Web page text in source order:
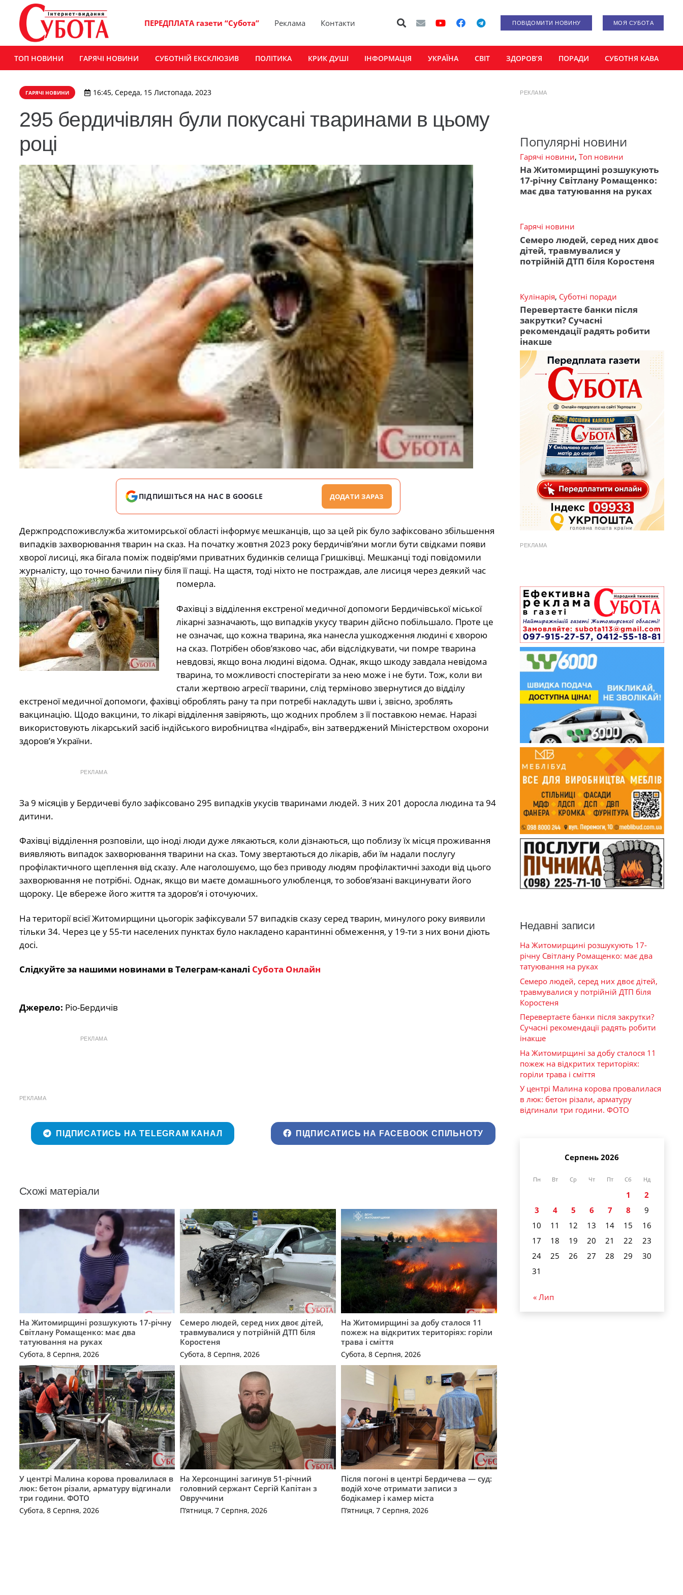
ПЕРЕДПЛАТА газети “Субота” Реклама Контакти ПОВІДОМИТИ НОВИНУ МОЯ СУБОТА
ТОП НОВИНИ ГАРЯЧІ НОВИНИ СУБОТНІЙ ЕКСКЛЮЗИВ ПОЛІТИКА КРИК ДУШІ ІНФОРМАЦІЯ УКРАЇНА СВІТ ЗДОРОВ’Я ПОРАДИ СУБОТНЯ КАВА
ГАРЯЧІ НОВИНИ 16:45, Середа, 15 Листопада, 2023
295 бердичівлян були покусані тваринами в цьому
році
ПІДПИШІТЬСЯ НА НАС В GOOGLE ДОДАТИ ЗАРАЗ
Держпродспоживслужба житомирської області інформує мешканців, що за цей рік було зафіксовано збільшення
випадків захворювання тварин на сказ. На початку жовтня 2023 року бердичів’яни могли бути свідками появи
хворої лисиці, яка бігала поміж подвір’ями приватних будинків селища Гришківці. Мешканці тоді повідомили
журналісту, що точно бачили піну біля її пащі. На щастя, тоді ніхто не постраждав, але лисиця через деякий час
померла.
Фахівці з відділення екстреної медичної допомоги Бердичівської міської
лікарні зазначають, що випадків укусу тварин дійсно побільшало. Проте це
не означає, що кожна тварина, яка нанесла ушкодження людині є хворою
на сказ. Потрібен обов’язково час, аби відслідкувати, чи помре тварина
невдовзі, якщо вона людині відома. Однак, якщо шкоду завдала невідома
тварина, то можливості спостерігати за нею може і не бути. Тож, коли ви
стали жертвою агресії тварини, слід терміново звернутися до відділу
екстреної медичної допомоги, фахівці оброблять рану та при потребі накладуть шви і, звісно, зроблять
вакцинацію. Щодо вакцини, то лікарі відділення завіряють, що жодних проблем з її поставкою немає. Наразі
використовують лікарський засіб індійського виробництва «Індіраб», він затверджений Міністерством охорони
здоров’я України.
РЕКЛАМА
За 9 місяців у Бердичеві було зафіксовано 295 випадків укусів тваринами людей. З них 201 доросла людина та 94
дитини.
Фахівці відділення розповіли, що іноді люди дуже лякаються, коли дізнаються, що поблизу їх місця проживання
виявляють випадок захворювання тварини на сказ. Тому звертаються до лікарів, аби їм надали послугу
профілактичного щеплення від сказу. Але наголошуємо, що без приводу людям профілактичні заходи від цього
захворювання не потрібні. Однак, якщо ви маєте домашнього улюбленця, то зобов’язані вакцинувати його
щороку. Це вбереже його життя та здоров’я і оточуючих.
На території всієї Житомирщини цьогорік зафіксували 57 випадків сказу серед тварин, минулого року виявили
тільки 34. Через це у 55-ти населених пунктах було накладено карантинні обмеження, у 19-ти з них вони діють
досі.
Слідкуйте за нашими новинами в Телеграм-каналі Субота Онлайн
Джерело: Ріо-Бердичів
РЕКЛАМА
РЕКЛАМА
ПІДПИСАТИСЬ НА TELEGRAM КАНАЛ ПІДПИСАТИСЬ НА FACEBOOK СПІЛЬНОТУ
Схожі матеріали
На Житомирщині розшукують 17-річну
Світлану Ромащенко: має два
татуювання на руках
Субота, 8 Серпня, 2026
Семеро людей, серед них двоє дітей,
травмувалися у потрійній ДТП біля
Коростеня
Субота, 8 Серпня, 2026
На Житомирщині за добу сталося 11
пожеж на відкритих територіях: горіли
трава і сміття
Субота, 8 Серпня, 2026
У центрі Малина корова провалилася в
люк: бетон різали, арматуру відгинали
три години. ФОТО
Субота, 8 Серпня, 2026
На Херсонщині загинув 51-річний
головний сержант Сергій Капітан з
Овруччини
П’ятниця, 7 Серпня, 2026
Після погоні в центрі Бердичева — суд:
водій хоче отримати записи з
бодікамер і камер міста
П’ятниця, 7 Серпня, 2026
РЕКЛАМА
Популярні новини
Гарячі новини, Топ новини
На Житомирщині розшукують
17-річну Світлану Ромащенко:
має два татуювання на руках
Гарячі новини
Семеро людей, серед них двоє
дітей, травмувалися у
потрійній ДТП біля Коростеня
Кулінарія, Суботні поради
Перевертаєте банки після
закрутки? Сучасні
рекомендації радять робити
інакше
РЕКЛАМА
Недавні записи
На Житомирщині розшукують 17-
річну Світлану Ромащенко: має два
татуювання на руках
Семеро людей, серед них двоє дітей,
травмувалися у потрійній ДТП біля
Коростеня
Перевертаєте банки після закрутки?
Сучасні рекомендації радять робити
інакше
На Житомирщині за добу сталося 11
пожеж на відкритих територіях:
горіли трава і сміття
У центрі Малина корова провалилася
в люк: бетон різали, арматуру
відгинали три години. ФОТО
Серпень 2026
Пн Вт Ср Чт Пт Сб Нд
1
2
3
4 5 6 7 8
9
10
11 12 13 14 15
16
17
18 19 20 21 22
23
24
25 26 27 28 29
30
31
« Лип